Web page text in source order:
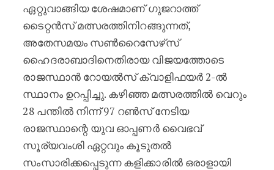
ഏറ്റുവാങ്ങിയ ശേഷമാണ് ഗുജറാത്ത്
ടൈറ്റൻസ് മത്സരത്തിനിറങ്ങുന്നത്,
അതേസമയം സൺറൈസേഴ്‌സ്
ഹൈദരാബാദിനെതിരായ വിജയത്തോടെ
രാജസ്ഥാൻ റോയൽസ് ക്വാളിഫയർ 2-ൽ
സ്ഥാനം ഉറപ്പിച്ചു. കഴിഞ്ഞ മത്സരത്തിൽ വെറും
28 പന്തിൽ നിന്ന് 97 റൺസ് നേടിയ
രാജസ്ഥാന്റെ യുവ ഓപ്പണർ വൈഭവ്
സൂര്യവംശി ഏറ്റവും കൂടുതൽ
സംസാരിക്കപ്പെടുന്ന കളിക്കാരിൽ ഒരാളായി